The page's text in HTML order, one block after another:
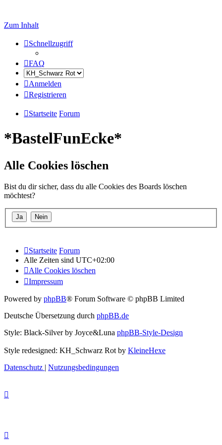
Zum Inhalt
Schnellzugriff
FAQ
Anmelden
Registrieren
Startseite Forum
*BastelFunEcke*
Alle Cookies löschen
Bist du dir sicher, dass du alle Cookies des Boards löschen
möchtest?
Startseite Forum
Alle Zeiten sind UTC+02:00
Alle Cookies löschen
Impressum
Powered by phpBB® Forum Software © phpBB Limited
Deutsche Übersetzung durch phpBB.de
Style: Black-Silver by Joyce&Luna phpBB-Style-Design
Style redesigned: KH_Schwarz Rot by KleineHexe
Datenschutz | Nutzungsbedingungen